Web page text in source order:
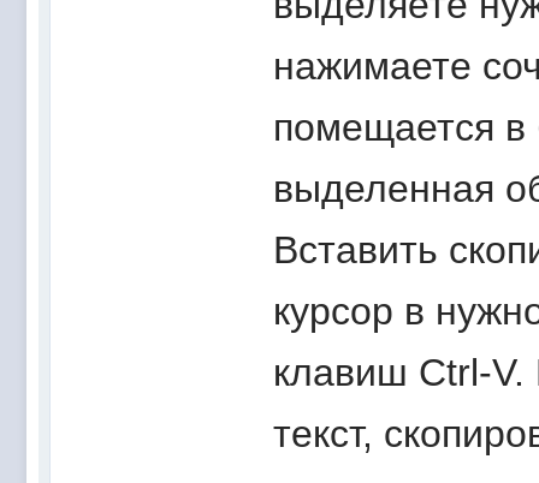
нажимаете
помещается
выделенная
Вставить
курсор в
клавиш Ctrl-V.
текст,